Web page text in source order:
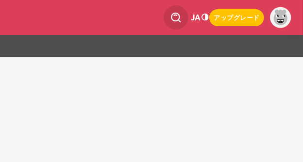
JA アップグレード